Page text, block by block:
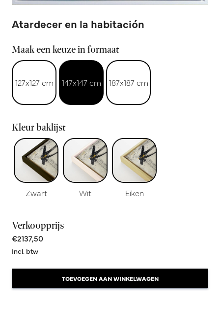
Atardecer en la habitación
Maak een keuze in formaat
127x127 cm 147x147 cm 187x187 cm
Kleur baklijst
Zwart Wit Eiken
Verkoopprijs
€2137,50
Incl. btw
TOEVOEGEN AAN WINKELWAGEN